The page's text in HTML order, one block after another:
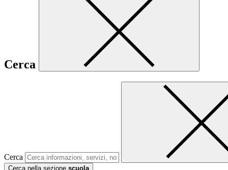
Cerca
Cerca
Cerca nella sezione scuola